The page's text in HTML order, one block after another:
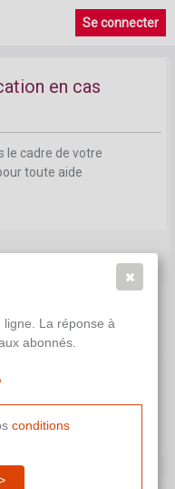
Se connecter
en cas
le cadre de votre
toute aide
en cas
cadre de votre
ligne. La réponse à
abonnés.
conditions